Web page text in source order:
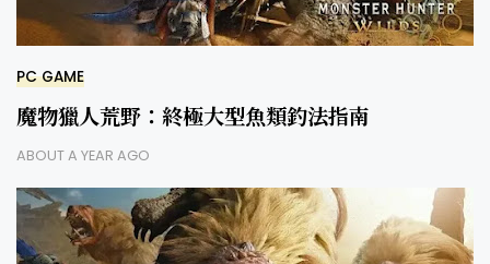
PC GAME
魔物獵人荒野：終極大型魚類釣法指南
ABOUT A YEAR AGO